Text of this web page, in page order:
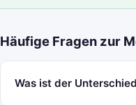
Häufige Fragen zur
Was ist der